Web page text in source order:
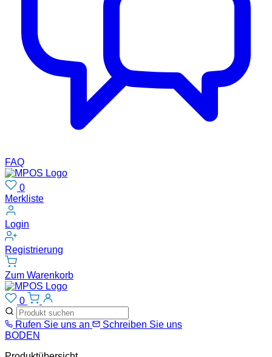
FAQ
0
Merkliste
Login
Registrierung
Zum Warenkorb
0
Rufen Sie uns an
Schreiben Sie uns
BODEN